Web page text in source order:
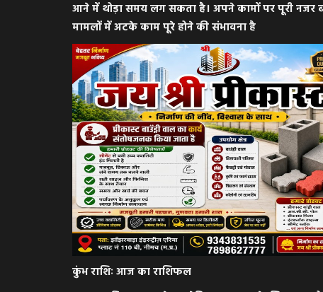
आने में थोड़ा समय लग सकता है। अपने कामों पर पूरी नजर
मामलों में अटके काम पूरे होने की संभावना है
कुंभ राशिः आज का राशिफल
का युवक लापता, BIG NEWS : एमपी में भयानक सर्दी,
पुराना रिकॉर्ड टूटा,...
Hindi Khabarwaala Desk Nov 18, 2025
एमपी में भयानक सर्दी